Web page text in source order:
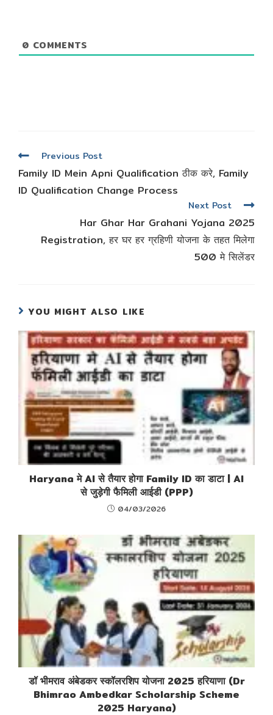
0 COMMENTS
Read
articles
Previous Post
Family ID Mein Apni Qualification ठीक करे, Family
ID Qualification Change Process
Next Post
Har Ghar Har Grahani Yojana 2025
Registration, हर घर हर ग्रहिणी योजना के तहत मिलेगा
500 मे सिलेंडर
YOU MIGHT ALSO LIKE
Haryana मे AI से तैयार होगा Family ID का डाटा | AI
से जुड़ेगी फैमिली आईडी (PPP)
04/03/2026
डॉ भीमराव अंबेडकर स्कॉलरशिप योजना 2025 हरियाणा (Dr
Bhimrao Ambedkar Scholarship Scheme
2025 Haryana)